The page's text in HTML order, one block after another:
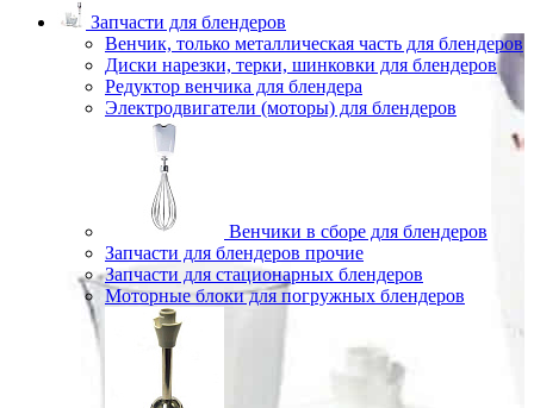
Запчасти для блендеров
Венчик, только металлическая часть для блендеров
Диски нарезки, терки, шинковки для блендеров
Редуктор венчика для блендера
Электродвигатели (моторы) для блендеров
Венчики в сборе для блендеров
Запчасти для блендеров прочие
Запчасти для стационарных блендеров
Моторные блоки для погружных блендеров